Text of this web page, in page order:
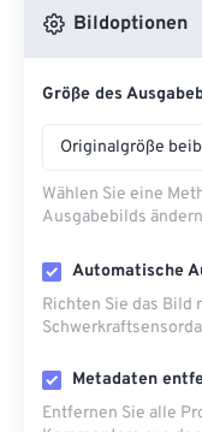
Bildoptionen
Größe des
Originalgröße
Wählen Sie eine
Ausgabebilds
Automatische
Richten Sie das Bild
Metadaten
Entfernen Sie alle